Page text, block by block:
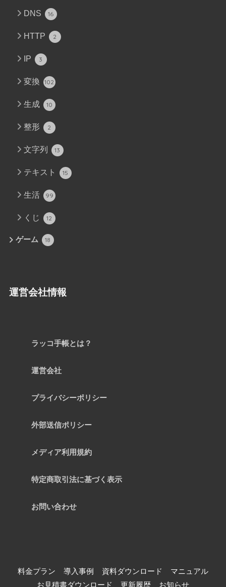
DNS 16
HTTP 2
IP 3
変換 102
生成 10
整形 2
文字列 13
テキスト 15
生活 99
くじ 12
ゲーム 18
運営会社情報
ラッコ手帳とは？
運営会社
プライバシーポリシー
外部送信ポリシー
メディア利用規約
特定商取引法に基づく表示
お問い合わせ
料金プラン 導入事例 資料ダウンロード
マニュアル
お見積書ダウンロード
更新履歴 お知らせ